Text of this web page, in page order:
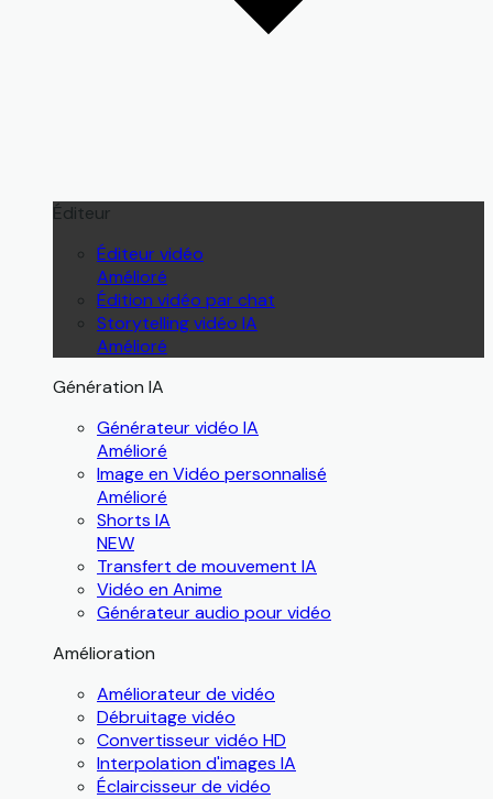
Éditeur
Éditeur vidéo
Amélioré
Édition vidéo par chat
Storytelling vidéo IA
Amélioré
Génération IA
Générateur vidéo IA
Amélioré
Image en Vidéo personnalisé
Amélioré
Shorts IA
NEW
Transfert de mouvement IA
Vidéo en Anime
Générateur audio pour vidéo
Amélioration
Améliorateur de vidéo
Débruitage vidéo
Convertisseur vidéo HD
Interpolation d'images IA
Éclaircisseur de vidéo